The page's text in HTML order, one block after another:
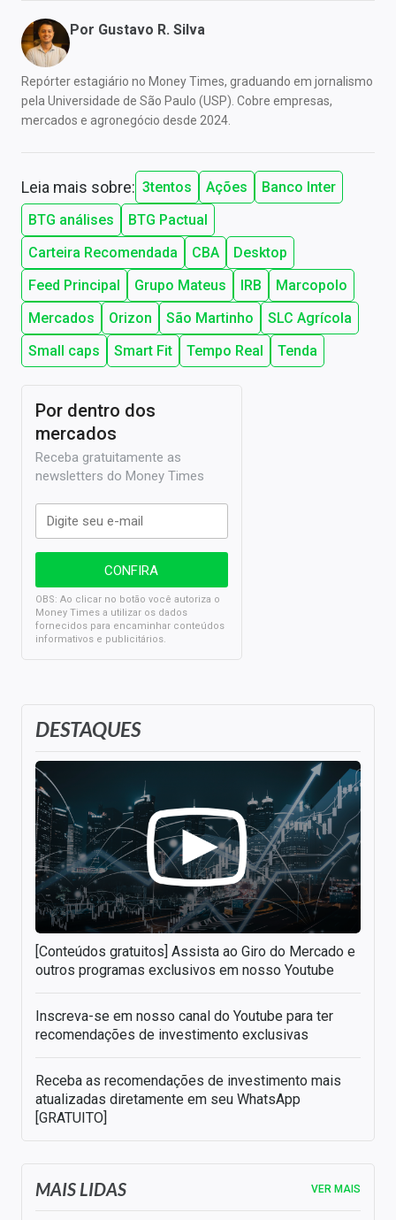
Por Gustavo R. Silva
Repórter estagiário no Money Times, graduando em jornalismo
pela Universidade de São Paulo (USP). Cobre empresas,
mercados e agronegócio desde 2024.
Leia mais sobre: 3tentos Ações
Banco Inter
BTG análises
BTG Pactual
Carteira Recomendada
CBA
Desktop
Feed Principal
Grupo Mateus IRB
Marcopolo
Mercados
Orizon São Martinho
SLC Agrícola
Small caps
Smart Fit Tempo Real Tenda
DESTAQUES
[Conteúdos gratuitos] Assista ao Giro do Mercado e
outros programas exclusivos em nosso Youtube
Inscreva-se em nosso canal do Youtube para ter
recomendações de investimento exclusivas
Receba as recomendações de investimento mais
atualizadas diretamente em seu WhatsApp
[GRATUITO]
Por dentro dos
mercados
Receba gratuitamente as
newsletters do Money Times
OBS: Ao clicar no botão você autoriza o
Money Times a utilizar os dados
fornecidos para encaminhar conteúdos
informativos e publicitários.
MAIS LIDAS VER MAIS